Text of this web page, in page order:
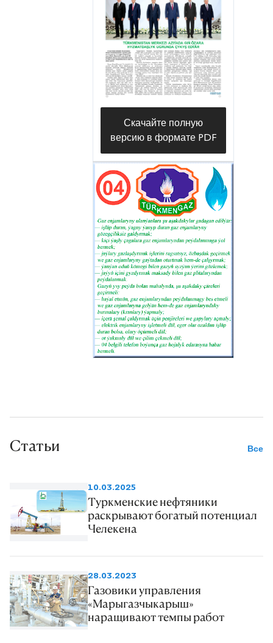
долю данного управления.
«Небитдагнебит» ежегодно
увеличивает объемы добычи
нефти за счет внедрения и
эффективного использования
современных технологий на
месторождениях «Барсагельмез»
и «Небитдаг». На скважинах
работы в целях успешной
реализации широкого
комплекса инновационных
мероприятий, как применение
винтовых насосов и
высоконапорного газлифта в
скважинах, отсечка в них
вторичных колонн, а также
работы по удалению воды из
пластов против образования
парафиновых отложений в
трубопроводах. Положительное
производство технологий,
способствующих увеличению
объемов извлечения подземных
ресурсов.
Скачайте полную
версию в формате PDF
Статьи Все
10.03.2025
Туркменские нефтяники
раскрывают богатый потенциал
Челекена
28.03.2023
Газовики управления
«Марыгазчыкарыш»
наращивают темпы работ